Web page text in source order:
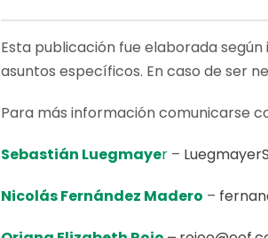
Esta publicación fue elaborada
asuntos específicos. En caso de ser
Para más información comunicarse
Sebastián Luegmayer –
Nicolás Fernández Madero –